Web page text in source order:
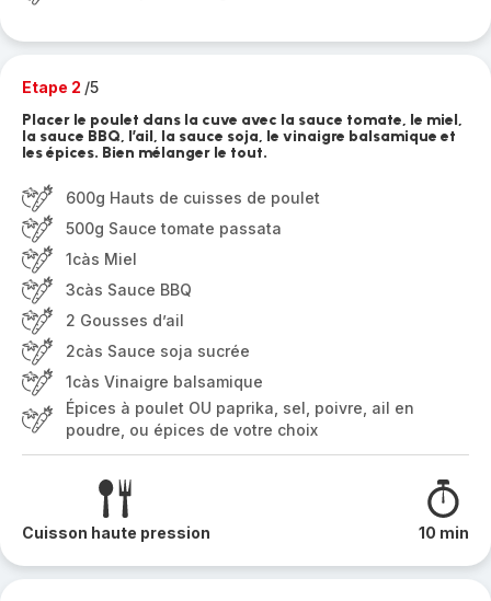
Etape 2 /5
Placer le poulet dans la cuve avec la sauce tomate, le miel,
la sauce BBQ, l’ail, la sauce soja, le vinaigre balsamique et
les épices. Bien mélanger le tout.
600g Hauts de cuisses de poulet
500g Sauce tomate passata
1càs Miel
3càs Sauce BBQ
2 Gousses d’ail
2càs Sauce soja sucrée
1càs Vinaigre balsamique
Épices à poulet OU paprika, sel, poivre, ail en
poudre, ou épices de votre choix
Cuisson haute pression 10 min